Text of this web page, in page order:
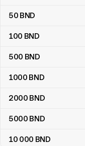
50 BND
100 BND
500 BND
1000 BND
2000 BND
5000 BND
10 000 BND